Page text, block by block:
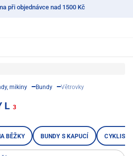
při objednávce nad 1500 Kč
mikiny Bundy Větrovky
L 3
BĚŽKY BUNDY S KAPUCÍ